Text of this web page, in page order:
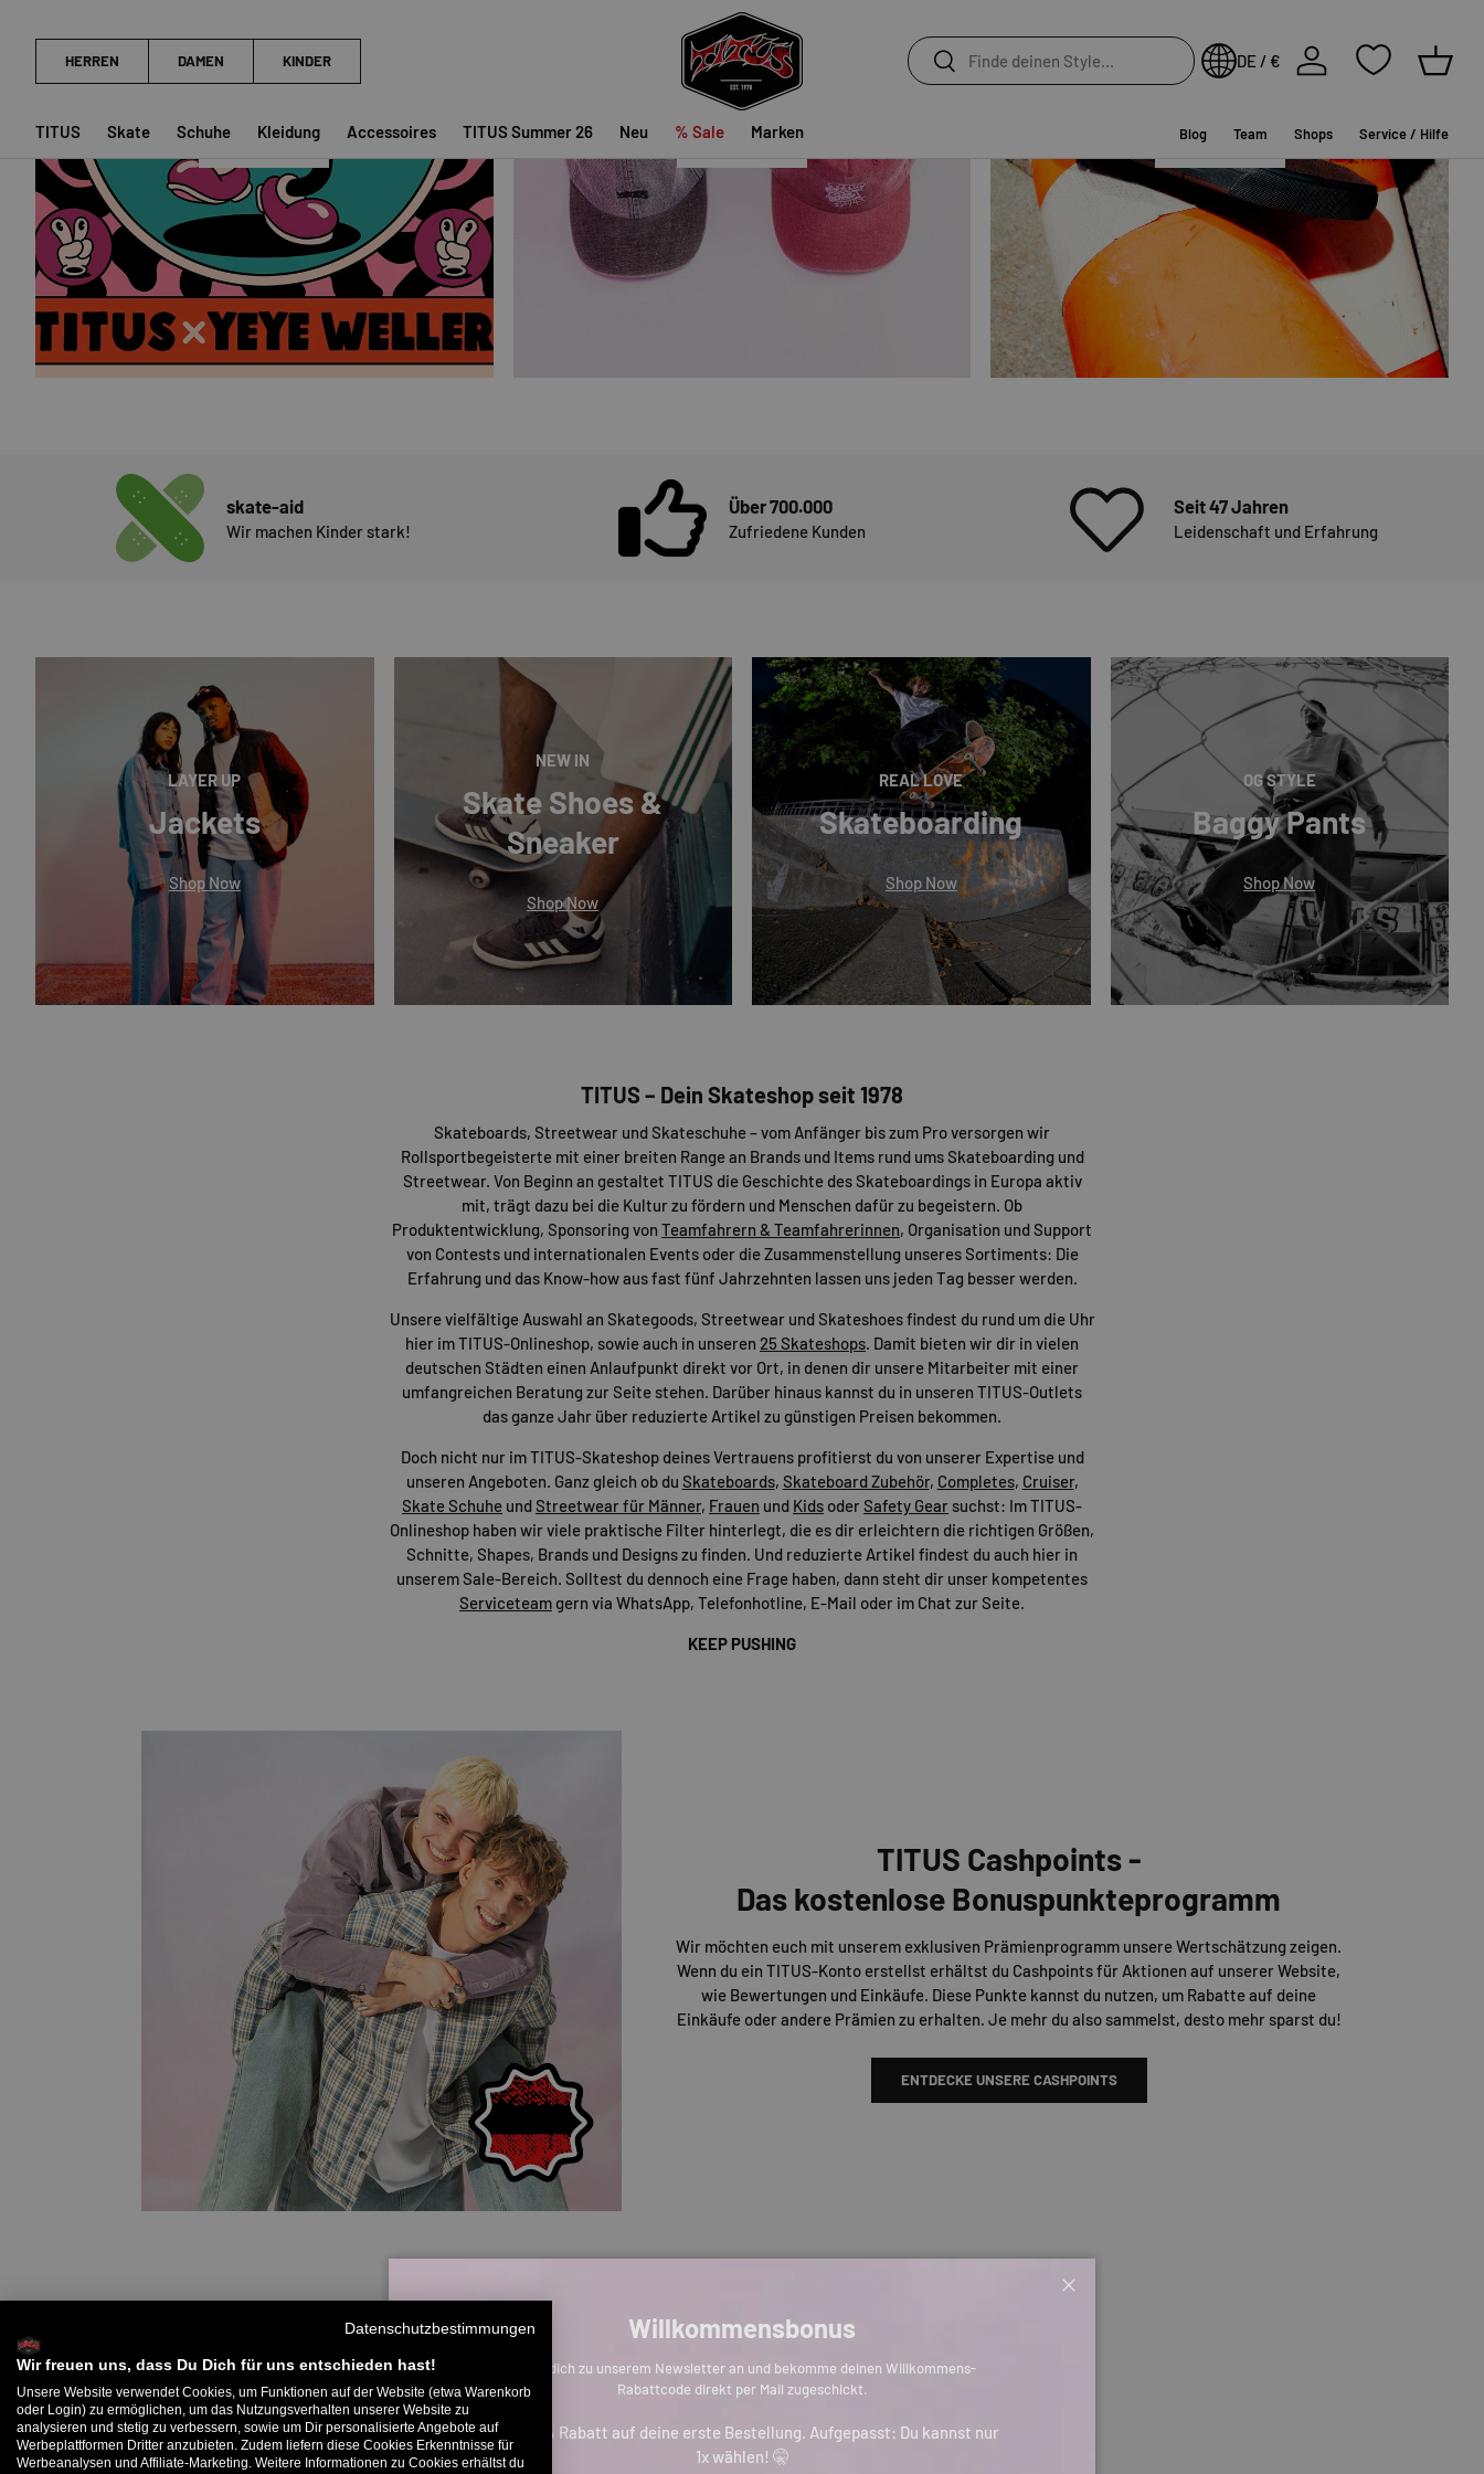
Suchen
Suchen DE / €
Einloggen
TITUS Skate Schuhe Kleidung Accessoires TITUS Summer 26 Neu % Sale Marken Blog Team Shops Service / Hilfe
ACCESSOIRES
SHOP NOW
skate-aid
Wir machen Kinder stark!
Über 700.000
Zufriedene Kunden
Seit 47 Jahren
Leidenschaft und Erfahrung
LAYER UP
Jackets
Shop Now
NEW IN
Skate Shoes &
Sneaker
Shop Now
REAL LOVE
Skateboarding
Shop Now
OG STYLE
Baggy Pants
Shop Now
TITUS – Dein Skateshop seit 1978
Skateboards, Streetwear und Skateschuhe – vom Anfänger bis zum Pro versorgen wir
Rollsportbegeisterte mit einer breiten Range an Brands und Items rund ums Skateboarding und
Streetwear. Von Beginn an gestaltet TITUS die Geschichte des Skateboardings in Europa aktiv
mit, trägt dazu bei die Kultur zu fördern und Menschen dafür zu begeistern. Ob
Produktentwicklung, Sponsoring von Teamfahrern & Teamfahrerinnen, Organisation und Support
von Contests und internationalen Events oder die Zusammenstellung unseres Sortiments: Die
Erfahrung und das Know-how aus fast fünf Jahrzehnten lassen uns jeden Tag besser werden.
Unsere vielfältige Auswahl an Skategoods, Streetwear und Skateshoes findest du rund um die Uhr
hier im TITUS-Onlineshop, sowie auch in unseren 25 Skateshops. Damit bieten wir dir in vielen
deutschen Städten einen Anlaufpunkt direkt vor Ort, in denen dir unsere Mitarbeiter mit einer
umfangreichen Beratung zur Seite stehen. Darüber hinaus kannst du in unseren TITUS-Outlets
das ganze Jahr über reduzierte Artikel zu günstigen Preisen bekommen.
Doch nicht nur im TITUS-Skateshop deines Vertrauens profitierst du von unserer Expertise und
unseren Angeboten. Ganz gleich ob du Skateboards, Skateboard Zubehör, Completes, Cruiser,
Skate Schuhe undStreetwear für Männer, Frauen und Kids oderSafety Gear suchst: Im TITUS-
Onlineshop haben wir viele praktische Filter hinterlegt, die es dir erleichtern die richtigen Größen,
Schnitte, Shapes, Brands und Designs zu finden. Und reduzierte Artikel findest du auch hier in
unserem Sale-Bereich. Solltest du dennoch eine Frage haben, dann steht dir unser kompetentes
Serviceteamgern via WhatsApp, Telefonhotline, E-Mail oder im Chat zur Seite.
KEEP PUSHING
TITUS Cashpoints -
Das kostenlose Bonuspunkteprogramm
Wir möchten euch mit unserem exklusiven Prämienprogramm unsere Wertschätzung zeigen.
Wenn du ein TITUS-Konto erstellst erhältst du Cashpoints für Aktionen auf unserer Website,
wie Bewertungen und Einkäufe. Diese Punkte kannst du nutzen, um Rabatte auf deine
Einkäufe oder andere Prämien zu erhalten. Je mehr du also sammelst, desto mehr sparst du!
ENTDECKE UNSERE CASHPOINTS
Willkommensbonus
Melde dich zu unserem Newsletter an und bekomme deinen Willkommens-
Rabattcode direkt per Mail zugeschickt.
Bis zu 11% Rabatt auf deine erste Bestellung. Aufgepasst: Du kannst nur
1x wählen! 🤫
Datenschutzbestimmungen
Wir freuen uns, dass Du Dich für uns entschieden hast!
Unsere Website verwendet Cookies, um Funktionen auf der Website (etwa Warenkorb
oder Login) zu ermöglichen, um das Nutzungsverhalten unserer Website zu
analysieren und stetig zu verbessern, sowie um Dir personalisierte Angebote auf
Werbeplattformen Dritter anzubieten. Zudem liefern diese Cookies Erkenntnisse für
Werbeanalysen und Affiliate-Marketing. Weitere Informationen zu Cookies erhältst du